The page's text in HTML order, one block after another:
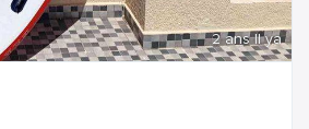
2 ans Il ya